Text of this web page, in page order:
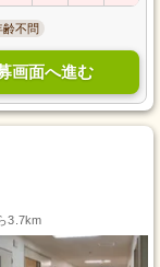
齢不問
画面へ進む
3.7km